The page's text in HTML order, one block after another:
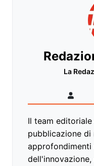
La
Il team
pubblicazione di